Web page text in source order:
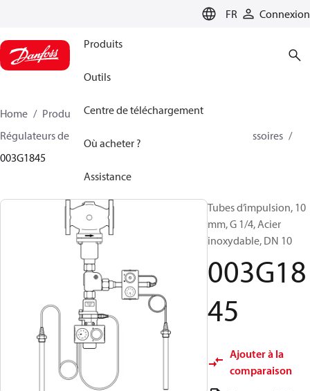
FR Connexion
Produits
Outils
Centre de téléchargement
Où acheter ?
Assistance
Home Produits
Climate Solutions - chauffage
Régulateurs de pression et contrôleurs de débit
Accessoires
003G1845
Tubes d’impulsion, 10
mm, G 1/4, Acier
inoxydable, DN 10
003G18
45
Ajouter à la
comparaison